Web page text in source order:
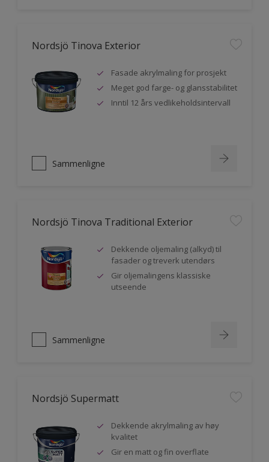
Nordsjö Tinova Exterior
Fasade akrylmaling for prosjekt
Meget god farge- og glansstabilitet
Inntil 12 års vedlikeholdsintervall
Sammenligne
Nordsjö Tinova Traditional Exterior
Dekkende oljemaling (alkyd) til
fasader og treverk utendørs
Gir oljemalingens klassiske
utseende
Sammenligne
Nordsjö Supermatt
Dekkende akrylmaling av høy
kvalitet
Gir en matt og fin overflate